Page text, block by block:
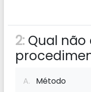
2: Qual
A. Método